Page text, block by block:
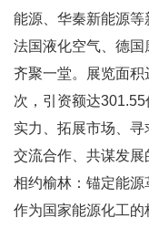
能源、华秦新能源等
法国液化空气、德
齐聚一堂。展览面积
次，引资额达
实力、拓展市场、
交流合作、共谋发展
相约榆林：锚定能
作为国家能源化工